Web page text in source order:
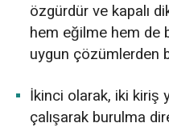
özgürdür ve kapalı
hem eğilme hem de
uygun çözümlerden
İkinci olarak, iki kiriş
çalışarak burulma